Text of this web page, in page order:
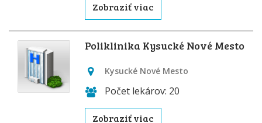
Zobraziť viac
Poliklinika Kysucké Nové Mesto
Kysucké Nové Mesto
Počet lekárov: 20
Zobraziť viac